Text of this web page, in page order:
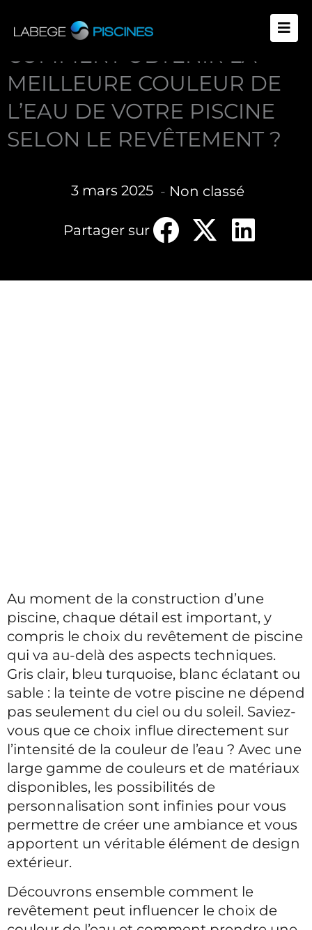
COMMENT OBTENIR LA
MEILLEURE COULEUR DE
L’EAU DE VOTRE PISCINE
SELON LE REVÊTEMENT ?
3 mars 2025 - Non classé
Partager sur
Au moment de la construction d’une
piscine, chaque détail est important, y
compris le choix du revêtement de piscine
qui va au-delà des aspects techniques.
Gris clair, bleu turquoise, blanc éclatant ou
sable : la teinte de votre piscine ne dépend
pas seulement du ciel ou du soleil. Saviez-
vous que ce choix influe directement sur
l’intensité de la couleur de l’eau ? Avec une
large gamme de couleurs et de matériaux
disponibles, les possibilités de
personnalisation sont infinies pour vous
permettre de créer une ambiance et vous
apportent un véritable élément de design
extérieur.
Découvrons ensemble comment le
revêtement peut influencer le choix de